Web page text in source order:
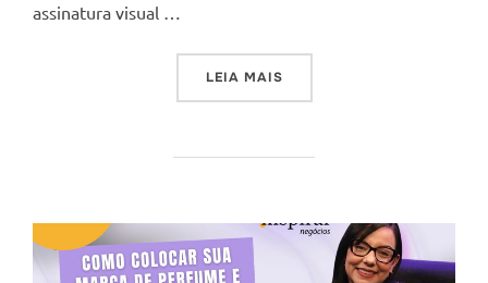
assinatura visual …
LEIA MAIS“A IDENTIDADE VISUAL DO